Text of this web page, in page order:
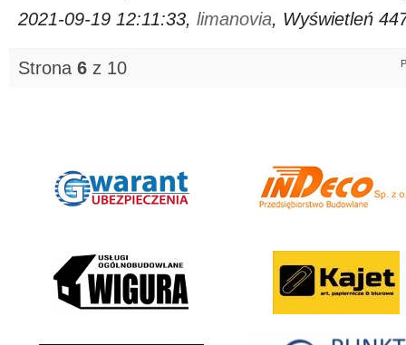
2021-09-19 12:11:33, limanovia, Wyświetleń
Strona 6 z 10